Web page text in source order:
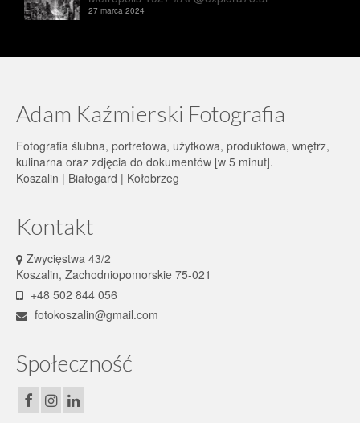
27 marca 2024
Adam Kaźmierski Fotografia
Fotografia ślubna, portretowa, użytkowa, produktowa, wnętrz,
kulinarna oraz zdjęcia do dokumentów [w 5 minut].
Koszalin | Białogard | Kołobrzeg
Kontakt
Zwycięstwa 43/2
Koszalin, Zachodniopomorskie 75-021
+48 502 844 056
fotokoszalin@gmail.com
Społeczność